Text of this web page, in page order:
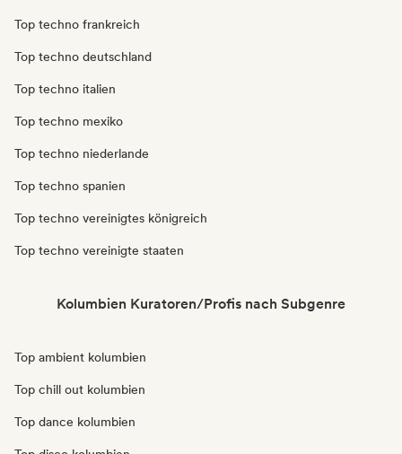
Top techno frankreich
Top techno deutschland
Top techno italien
Top techno mexiko
Top techno niederlande
Top techno spanien
Top techno vereinigtes königreich
Top techno vereinigte staaten
Kolumbien Kuratoren/Profis nach Subgenre
Top ambient kolumbien
Top chill out kolumbien
Top dance kolumbien